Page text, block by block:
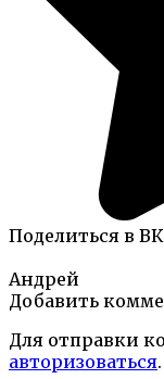
Поделиться в
Андрей
Добавить
Для отправки
авторизоваться.